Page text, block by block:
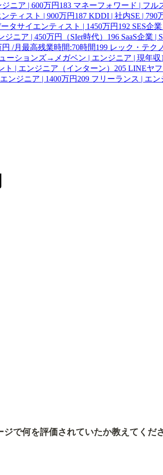
ニア | 600万円 183 マネーフォワード | フル
ティスト | 900万円 187 KDDI | 社内SE | 790
タサイエンティスト | 1450万円 192 SES企
ニア | 450万円（SIer時代） 196 SaaS企業 |
/月最高残業時間:70時間199 レック・テク
ーションズ→メガベン | エンジニア | 現年収
| エンジニア（インターン） 205 LINEヤ
ンジニア | 1400万円 209 フリーランス | エン
で何を評価されていたか教えてくだ